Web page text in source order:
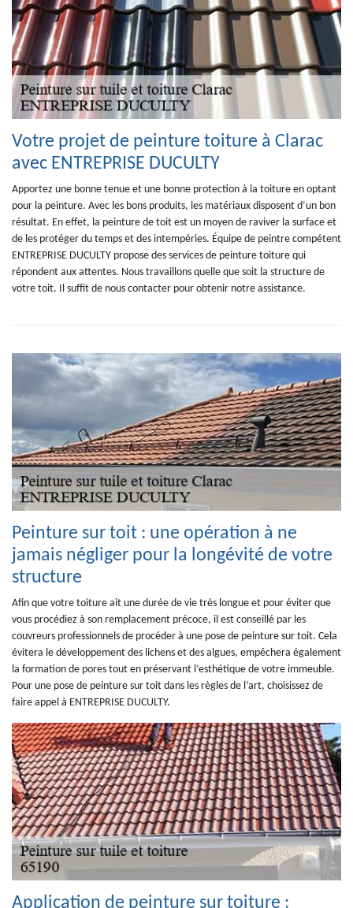
Votre projet de peinture toiture à Clarac
avec ENTREPRISE DUCULTY
Apportez une bonne tenue et une bonne protection à la toiture en optant
pour la peinture. Avec les bons produits, les matériaux disposent d’un bon
résultat. En effet, la peinture de toit est un moyen de raviver la surface et
de les protéger du temps et des intempéries. Équipe de peintre compétent
ENTREPRISE DUCULTY propose des services de peinture toiture qui
répondent aux attentes. Nous travaillons quelle que soit la structure de
votre toit. Il suffit de nous contacter pour obtenir notre assistance.
Peinture sur toit : une opération à ne
jamais négliger pour la longévité de votre
structure
Afin que votre toiture ait une durée de vie très longue et pour éviter que
vous procédiez à son remplacement précoce, il est conseillé par les
couvreurs professionnels de procéder à une pose de peinture sur toit. Cela
évitera le développement des lichens et des algues, empêchera également
la formation de pores tout en préservant l’esthétique de votre immeuble.
Pour une pose de peinture sur toit dans les règles de l’art, choisissez de
faire appel à ENTREPRISE DUCULTY.
Application de peinture sur toiture :